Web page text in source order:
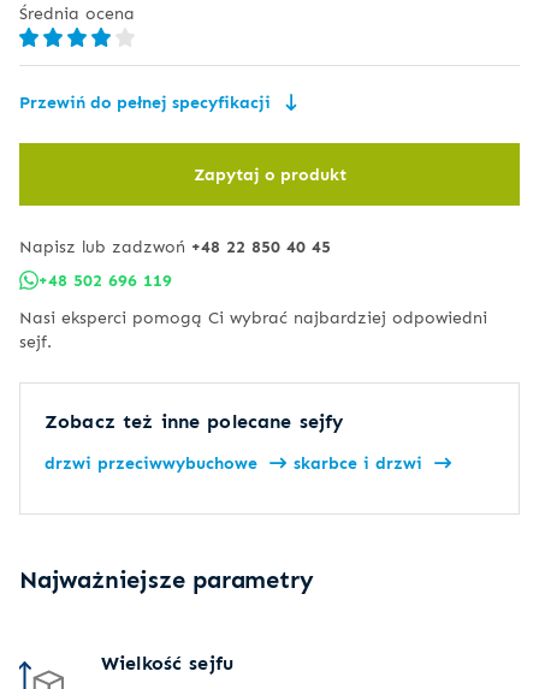
Średnia ocena
Przewiń do pełnej specyfikacji
Zapytaj o produkt
Napisz lub zadzwoń +48 22 850 40 45
+48 502 696 119
Nasi eksperci pomogą Ci wybrać najbardziej odpowiedni
sejf.
Zobacz też inne polecane sejfy
drzwi przeciwwybuchowe skarbce i drzwi
Najważniejsze parametry
Wielkość sejfu